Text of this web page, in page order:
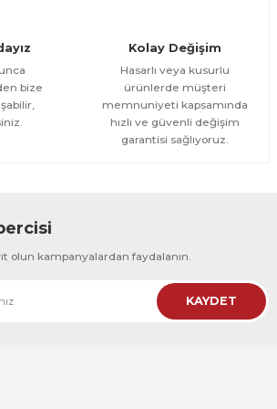
%12
3 Parça Kanvas - Canvas Tablo
Kanvas - Canvas Tablo
İNCELE
bize
Kolay Değişim
Hasarlı veya kusurlu
ürünlerde müşteri
memnuniyeti kapsamında
hızlı ve güvenli değişim
garantisi sağlıyoruz.
olun kampanyalardan faydalanın.
KAYDET